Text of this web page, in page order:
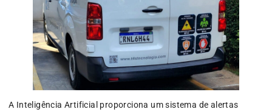
A Inteligência Artificial proporciona um sistema de alertas